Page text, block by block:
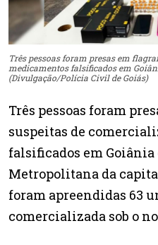
Três pessoas foram presas em
medicamentos falsificados em
(Divulgação/Polícia Civil de Goiás)
Três pessoas foram
suspeitas de
falsificados em Goiânia
Metropolitana da
foram apreendidas 63
comercializada sob o